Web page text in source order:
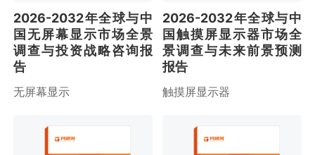
2026-2032年全球与中
国无屏幕显示市场全景
调查与投资战略咨询报
告
无屏幕显示
2026-2032年全球与中
国触摸屏显示器市场全
景调查与未来前景预测
报告
触摸屏显示器